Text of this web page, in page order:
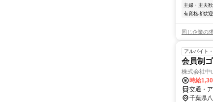
主婦・主夫
有資格者歓迎
同じ企業の
アルバイト
会員制
株式会社中
時給
交通・
千葉県